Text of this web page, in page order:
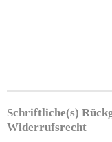
Schriftliche(s)
Widerrufsrecht